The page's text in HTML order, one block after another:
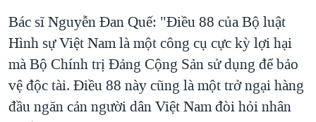
Bác sĩ Nguyễn Ðan Quế: "Điều 88 của Bộ luật
Hình sự Việt Nam là một công cụ cực kỳ lợi hại
mà Bộ Chính trị Đảng Cộng Sản sử dụng để bảo
vệ độc tài. Điều 88 này cũng là một trở ngại hàng
đầu ngăn cản người dân Việt Nam đòi hỏi nhân